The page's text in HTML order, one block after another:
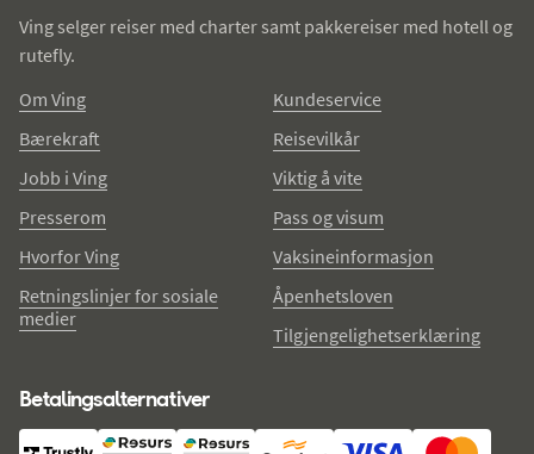
Ving selger reiser med charter samt pakkereiser med hotell og
rutefly.
Om Ving
Bærekraft
Jobb i Ving
Presserom
Hvorfor Ving
Retningslinjer for sosiale
medier
Kundeservice
Reisevilkår
Viktig å vite
Pass og visum
Vaksineinformasjon
Åpenhetsloven
Tilgjengelighetserklæring
Betalingsalternativer